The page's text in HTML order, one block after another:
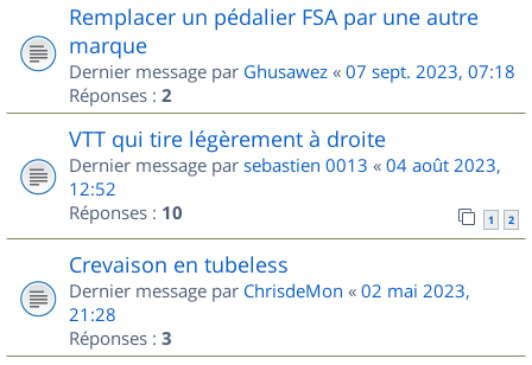
Remplacer un pédalier FSA par une autre
marque
Dernier message par Ghusawez « 07 sept. 2023, 07:18
Réponses : 2
VTT qui tire légèrement à droite
Dernier message par sebastien 0013 « 04 août 2023,
12:52
Réponses : 10 1 2
Crevaison en tubeless
Dernier message par ChrisdeMon « 02 mai 2023,
21:28
Réponses : 3